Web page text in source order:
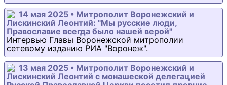
14 мая 2025 • Митрополит Воронежский и
Лискинский Леонтий: "Мы русские люди,
Православие всегда было нашей верой"
Интервью Главы Воронежской митрополии
сетевому изданию РИА "Воронеж".
13 мая 2025 • Митрополит Воронежский и
Лискинский Леонтий с монашеской делегацией